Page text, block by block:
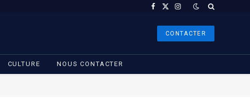
Facebook
X
Instagram
CONTACTER
CULTURE NOUS CONTACTER